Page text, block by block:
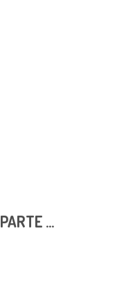
...